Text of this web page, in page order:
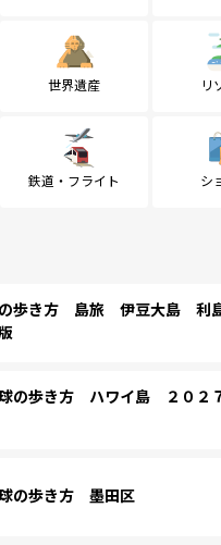
世界遺産 リ
鉄道・フライト シ
歩き方 島旅 伊豆大島 利
の歩き方 ハワイ島 ２０２
の歩き方 墨田区